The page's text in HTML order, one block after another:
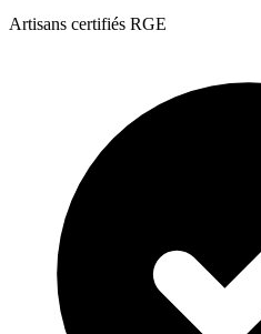
Artisans certifiés RGE